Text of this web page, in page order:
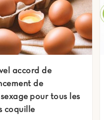
accord de
de
pour tous les
coquille